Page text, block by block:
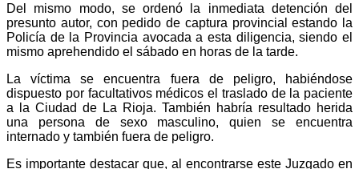
Del mismo modo, se ordenó la inmediata detención del
presunto autor, con pedido de captura provincial estando la
Policía de la Provincia avocada a esta diligencia, siendo el
mismo aprehendido el sábado en horas de la tarde.
La víctima se encuentra fuera de peligro, habiéndose
dispuesto por facultativos médicos el traslado de la paciente
a la Ciudad de La Rioja. También habría resultado herida
una persona de sexo masculino, quien se encuentra
internado y también fuera de peligro.
Es importante destacar que, al encontrarse este Juzgado en